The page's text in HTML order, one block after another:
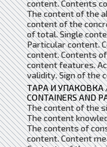
content. Contents
The content of the
content of the
of total. Single
Particular content.
content. Contents
content features.
validity. Sign of the
ТАРА И УПАКОВКА
CONTAINERS AND
The content of the
The content
The contents of
content. Content